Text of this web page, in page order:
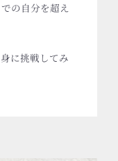
の自分を超え
に挑戦してみ